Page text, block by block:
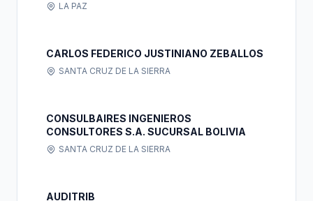
LA PAZ
CARLOS FEDERICO JUSTINIANO ZEBALLOS
SANTA CRUZ DE LA SIERRA
CONSULBAIRES INGENIEROS
CONSULTORES S.A. SUCURSAL BOLIVIA
SANTA CRUZ DE LA SIERRA
AUDITRIB